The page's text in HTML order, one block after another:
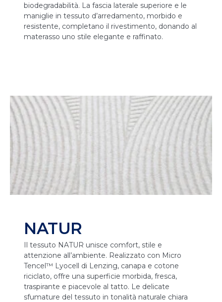
biodegradabilità. La fascia laterale superiore e le
maniglie in tessuto d’arredamento, morbido e
resistente, completano il rivestimento, donando al
materasso uno stile elegante e raffinato.
NATUR
Il tessuto NATUR unisce comfort, stile e
attenzione all’ambiente. Realizzato con Micro
Tencel™ Lyocell di Lenzing, canapa e cotone
riciclato, offre una superficie morbida, fresca,
traspirante e piacevole al tatto. Le delicate
sfumature del tessuto in tonalità naturale chiara